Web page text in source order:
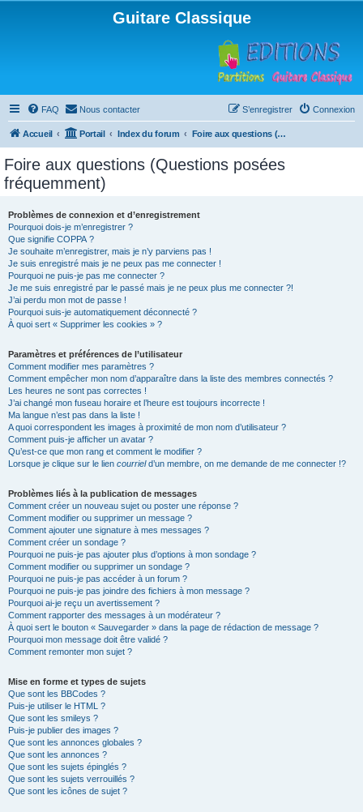
Guitare Classique
FAQ Nous contacter Connexion
S’enregistrer
Accueil Portail Index du forum Foire aux questions (Questions posées fréquemment)
Foire aux questions (Questions posées
fréquemment)
Problèmes de connexion et d’enregistrement
Pourquoi dois-je m’enregistrer ?
Que signifie COPPA ?
Je souhaite m’enregistrer, mais je n’y parviens pas !
Je suis enregistré mais je ne peux pas me connecter !
Pourquoi ne puis-je pas me connecter ?
Je me suis enregistré par le passé mais je ne peux plus me connecter ?!
J’ai perdu mon mot de passe !
Pourquoi suis-je automatiquement déconnecté ?
À quoi sert « Supprimer les cookies » ?
Paramètres et préférences de l’utilisateur
Comment modifier mes paramètres ?
Comment empêcher mon nom d’apparaître dans la liste des membres connectés ?
Les heures ne sont pas correctes !
J’ai changé mon fuseau horaire et l’heure est toujours incorrecte !
Ma langue n’est pas dans la liste !
A quoi correspondent les images à proximité de mon nom d’utilisateur ?
Comment puis-je afficher un avatar ?
Qu’est-ce que mon rang et comment le modifier ?
Lorsque je clique sur le lien courrield’un membre, on me demande de me connecter !?
Problèmes liés à la publication de messages
Comment créer un nouveau sujet ou poster une réponse ?
Comment modifier ou supprimer un message ?
Comment ajouter une signature à mes messages ?
Comment créer un sondage ?
Pourquoi ne puis-je pas ajouter plus d’options à mon sondage ?
Comment modifier ou supprimer un sondage ?
Pourquoi ne puis-je pas accéder à un forum ?
Pourquoi ne puis-je pas joindre des fichiers à mon message ?
Pourquoi ai-je reçu un avertissement ?
Comment rapporter des messages à un modérateur ?
À quoi sert le bouton « Sauvegarder » dans la page de rédaction de message ?
Pourquoi mon message doit être validé ?
Comment remonter mon sujet ?
Mise en forme et types de sujets
Que sont les BBCodes ?
Puis-je utiliser le HTML ?
Que sont les smileys ?
Puis-je publier des images ?
Que sont les annonces globales ?
Que sont les annonces ?
Que sont les sujets épinglés ?
Que sont les sujets verrouillés ?
Que sont les icônes de sujet ?